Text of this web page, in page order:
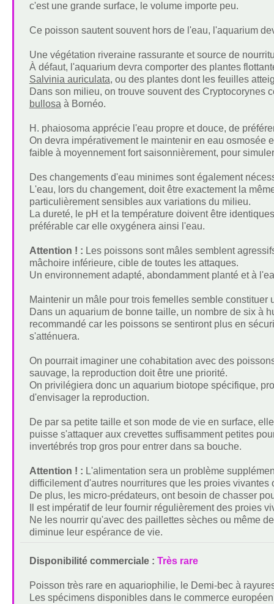
c'est une grande surface, le volume importe peu.
Ce poisson sautent souvent hors de l'eau, l'aquarium
Une végétation riveraine rassurante et source de
À défaut, l'aquarium devra comporter des plantes
Salvinia auriculata, ou des plantes dont les feuilles
Dans son milieu, on trouve souvent des Cryptocorynes
bullosa à Bornéo.
H. phaiosoma apprécie l'eau propre et douce, de
On devra impérativement le maintenir en eau osmosée
faible à moyennement fort saisonnièrement, pour
Des changements d'eau minimes sont également
L'eau, lors du changement, doit être exactement la
particulièrement sensibles aux variations du milieu.
La dureté, le pH et la température doivent être
préférable car elle oxygénera ainsi l'eau.
Attention ! : Les poissons sont mâles semblent
mâchoire inférieure, cible de toutes les attaques.
Un environnement adapté, abondamment planté et à
Maintenir un mâle pour trois femelles semble constituer
Dans un aquarium de bonne taille, un nombre de six à
recommandé car les poissons se sentiront plus en
s'atténuera.
On pourrait imaginer une cohabitation avec des
sauvage, la reproduction doit être une priorité.
On privilégiera donc un aquarium biotope spécifique,
d'envisager la reproduction.
De par sa petite taille et son mode de vie en surface,
puisse s'attaquer aux crevettes suffisamment petites
invertébrés trop gros pour entrer dans sa bouche.
Attention ! : L'alimentation sera un problème
difficilement d'autres nourritures que les proies vivantes
De plus, les micro-prédateurs, ont besoin de chasser
Il est impératif de leur fournir régulièrement des proies
Ne les nourrir qu'avec des paillettes sèches ou même
diminue leur espérance de vie.
Disponibilité commerciale : Très rare
Poisson très rare en aquariophilie, le Demi-bec à
Les spécimens disponibles dans le commerce